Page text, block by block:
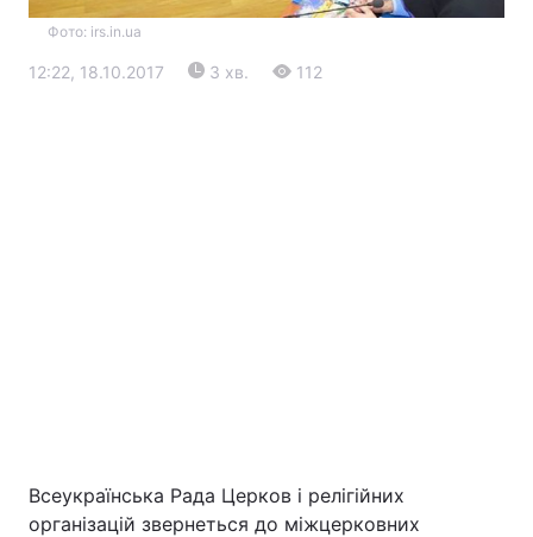
Київ Львів
Фото: irs.in.ua
12:22, 18.10.2017 3 хв. 112
Всеукраїнська Рада Церков і релігійних
організацій звернеться до міжцерковних